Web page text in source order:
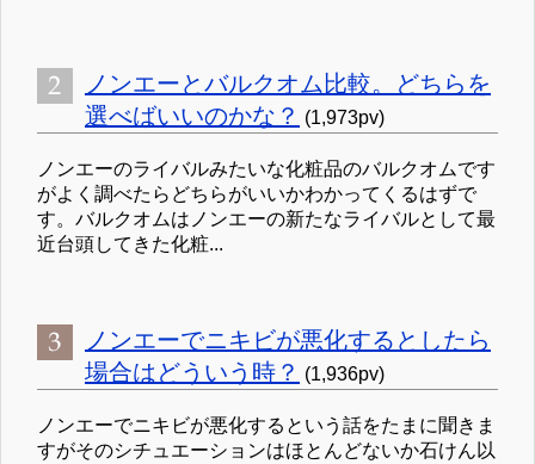
ノンエーとバルクオム比較。どちらを
選べばいいのかな？ (1,973pv)
ノンエーのライバルみたいな化粧品のバルクオムです
がよく調べたらどちらがいいかわかってくるはずで
す。バルクオムはノンエーの新たなライバルとして最
近台頭してきた化粧...
ノンエーでニキビが悪化するとしたら
場合はどういう時？ (1,936pv)
ノンエーでニキビが悪化するという話をたまに聞きま
すがそのシチュエーションはほとんどないか石けん以